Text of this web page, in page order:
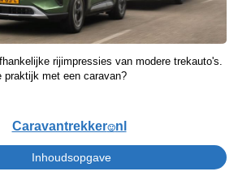
rijimpressies van modere trekauto's.
praktijk met een caravan?
Caravantrekker🙂nl